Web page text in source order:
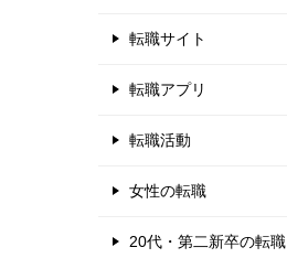
転職サイト
転職アプリ
転職活動
女性の転職
20代・第二新卒の転職